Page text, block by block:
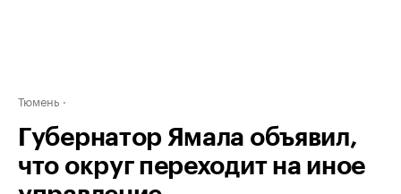
Тюмень
Губернатор Ямала объявил,
что округ переходит на иное